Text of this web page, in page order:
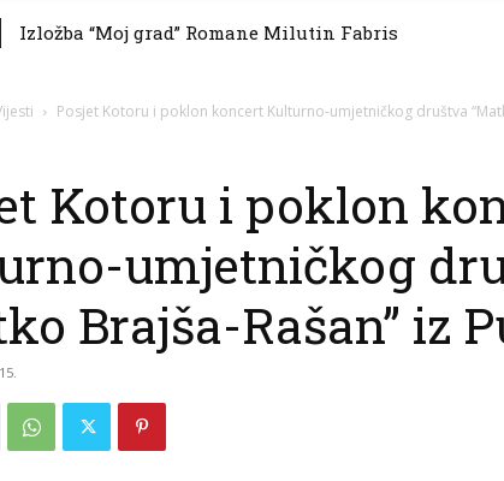
Predsjednik Vičević čestitao Dan pobjede i
Izložba “Moj grad” Romane Milutin Fabris
Posjet Kotoru i poklon koncert Kulturno-umjetničkog društva
Kotoru i poklon
umjetničkog
Brajša-Rašan” iz